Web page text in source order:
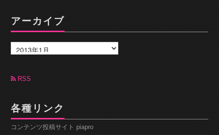
アーカイブ
ー
カ
ブ RSS
各種リンク
コンテンツ投稿サイト piapro